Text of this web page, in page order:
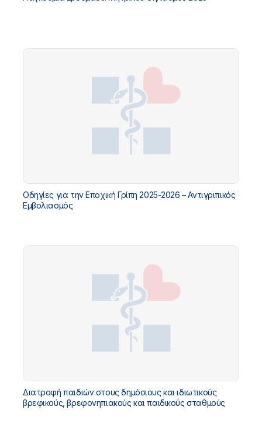
Οδηγίες για την Εποχική Γρίπη 2025-2026 – Αντιγριπικός
Εμβολιασμός
Διατροφή παιδιών στους δημόσιους και ιδιωτικούς
βρεφικούς, βρεφονηπιακούς και παιδικούς σταθμούς